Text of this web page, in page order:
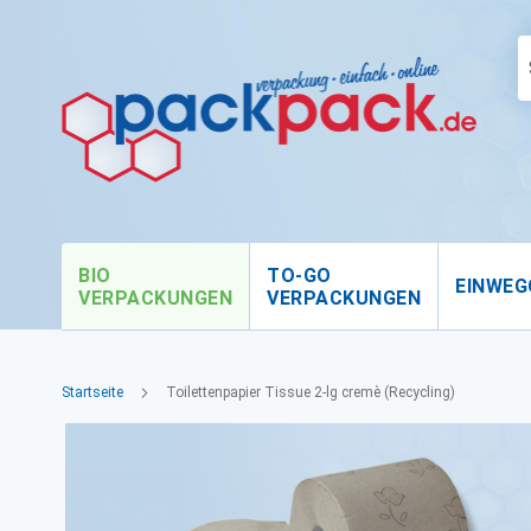
BIO
VERPACKUNGEN
TO-GO
VERPACKUNGEN
Startseite Toilettenpapier Tissue 2-lg cremè (Recycling)